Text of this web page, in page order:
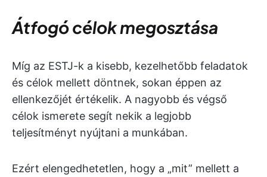
Átfogó célok megosztása
Míg az ESTJ-k a kisebb, kezelhetőbb feladatok
és célok mellett döntnek, sokan éppen az
ellenkezőjét értékelik. A nagyobb és végső
célok ismerete segít nekik a legjobb
teljesítményt nyújtani a munkában.
Ezért elengedhetetlen, hogy a „mit” mellett a